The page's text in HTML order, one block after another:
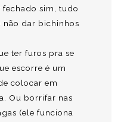
sim, tudo
dar bichinhos
ter furos pra se
escorre é um
colocar em
Ou borrifar nas
(ele funciona